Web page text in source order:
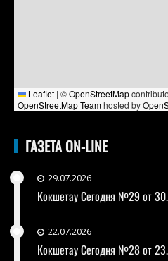
Leaflet | ©OpenStreetMap
OpenStreetMap Teamhosted by
ГАЗЕТА ON-LINE
29.07.2026
Кокшетау Сегодня №29 от
22.07.2026
Кокшетау Сегодня №28 от